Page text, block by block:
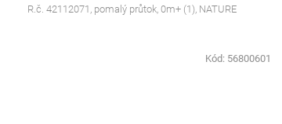
R.č. 42112071, pomalý průtok, 0m+ (1), NATURE
Kód: 56800601